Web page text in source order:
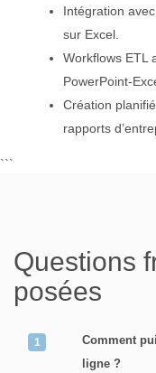
Intégration
sur Excel.
Workflows ETL
PowerPoint-
Création
rapports
```
Questions
posées
Comment
ligne ?